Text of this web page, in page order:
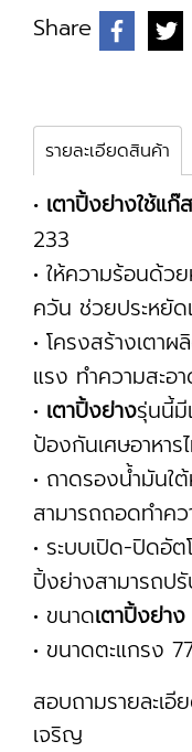
Share
รายละเอียดสินค้า
• เตาปิ้งย่างใช้แก๊ส
233
• ให้ความร้อนด้ว
ควัน ช่วยประหยั
• โครงสร้างเตา
แรง ทำความสะอ
• เตาปิ้งย่างรุ่นนี้
ป้องกันเศษอาหา
• ถาดรองน้ำมันใ
สามารถถอดทำคว
• ระบบเปิด-ปิดอั
ปิ้งย่างสามารถป
• ขนาดเตาปิ้งย่าง
• ขนาดตะแกรง
สอบถามรายละเอี
เจริญ